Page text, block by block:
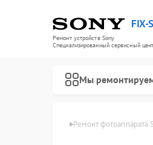
FIX-
Ремонт устройств Sony
Специализированный cервисный
Мы
Sony в Донецке Ремонт фотоаппарата